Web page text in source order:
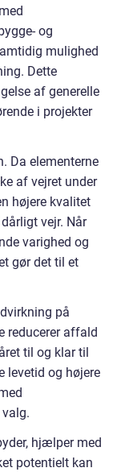
og
mulighed
Dette
af generelle
i projekter
Da elementerne
af vejret under
højere kvalitet
vejr. Når
varighed og
gør det til et
på
reducerer affald
til og klar til
levetid og højere
hjælper med
potentielt kan